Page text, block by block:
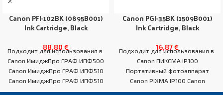
Canon PFI-102BK (0895B001)
Ink Cartridge, Black
88,80 €
Подходит для использования в:
Canon ИмиджПро ГРАФ ИПФ500
Canon ИмиджПро ГРАФ ИПФ510
Canon ИмиджПро ГРАФ ИПФ510
Серия Канон ИмиджПро ГРАФ
Canon PGI-35BK (1509B001)
Ink Cartridge, Black
16,87€
Подходит для использования в:
Canon ПИКСМА iP100
Портативный фотоаппарат
Canon PIXMA IP100 Canon
ПИКСМА IP100 В Canon ПИКСМА